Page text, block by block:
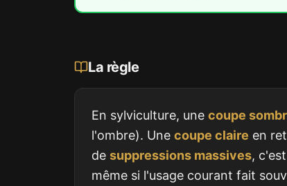
La règle
En sylviculture, une coupe
l'ombre). Une coupe claire en
de suppressions massives,
même si l'usage courant fait